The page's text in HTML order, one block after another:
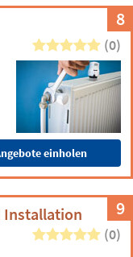
8
(0)
einholen
9
Installation
(0)